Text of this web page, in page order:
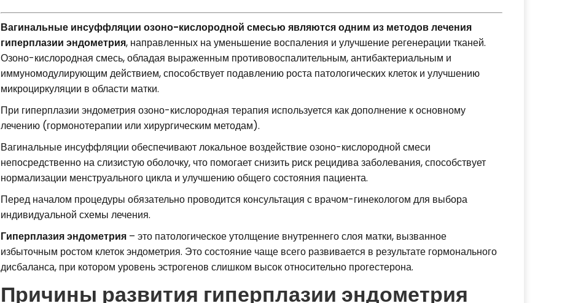
Вагинальные инсуффляции озоно-кислородной смесью являются одним из методов лечения
гиперплазии эндометрия, направленных на уменьшение воспаления и улучшение регенерации тканей.
Озоно-кислородная смесь, обладая выраженным противовоспалительным, антибактериальным и
иммуномодулирующим действием, способствует подавлению роста патологических клеток и улучшению
микроциркуляции в области матки.
При гиперплазии эндометрия озоно-кислородная терапия используется как дополнение к основному
лечению (гормонотерапии или хирургическим методам).
Вагинальные инсуффляции обеспечивают локальное воздействие озоно-кислородной смеси
непосредственно на слизистую оболочку, что помогает снизить риск рецидива заболевания, способствует
нормализации менструального цикла и улучшению общего состояния пациента.
Перед началом процедуры обязательно проводится консультация с врачом-гинекологом для выбора
индивидуальной схемы лечения.
Гиперплазия эндометрия– это патологическое утолщение внутреннего слоя матки, вызванное
избыточным ростом клеток эндометрия. Это состояние чаще всего развивается в результате гормонального
дисбаланса, при котором уровень эстрогенов слишком высок относительно прогестерона.
Причины развития гиперплазии эндометрия